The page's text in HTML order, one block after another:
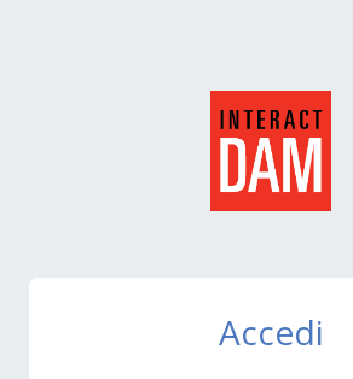
Accedi